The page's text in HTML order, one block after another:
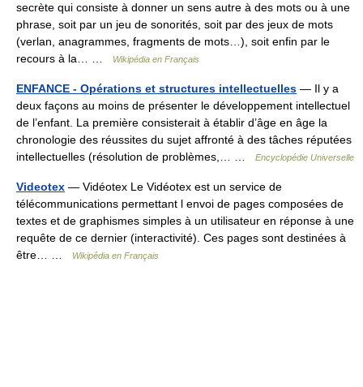
secrète qui consiste à donner un sens autre à des mots ou à une
phrase, soit par un jeu de sonorités, soit par des jeux de mots
(verlan, anagrammes, fragments de mots…), soit enfin par le
recours à la… …
Wikipédia en Français
ENFANCE - Opérations et structures intellectuelles — Il y a
deux façons au moins de présenter le développement intellectuel
de l’enfant. La première consisterait à établir d’âge en âge la
chronologie des réussites du sujet affronté à des tâches réputées
intellectuelles (résolution de problèmes,… …
Encyclopédie Universelle
Videotex — Vidéotex Le Vidéotex est un service de
télécommunications permettant l envoi de pages composées de
textes et de graphismes simples à un utilisateur en réponse à une
requête de ce dernier (interactivité). Ces pages sont destinées à
être… …
Wikipédia en Français